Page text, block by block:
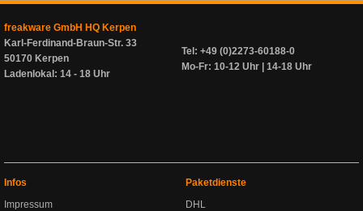
freakware GmbH HQ Kerpen
Karl-Ferdinand-Braun-Str. 33
50170 Kerpen
Ladenlokal: 14 - 18 Uhr
Tel: +49 (0)2273-60188-0
Mo-Fr: 10-12 Uhr | 14-18 Uhr
Infos
Impressum
Paketdienste
DHL